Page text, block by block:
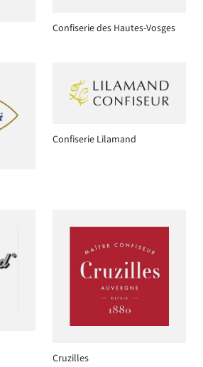
Confiserie des Hautes-Vosges
Confiserie Lilamand
Cruzilles